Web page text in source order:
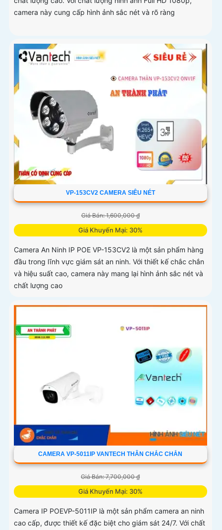
camera này cung cấp hình ảnh sắc nét và rõ ràng
VP-153CV2 CAMERA SIÊU NÉT
Giá Bán: 1,600,000 ₫
Giá Khuyến Mại: 30%
Camera An Ninh IP POE VP-153CV2 là một sản phẩm hàng
đầu trong lĩnh vực giám sát an ninh. Với thiết kế chắc chắn
và hiệu suất cao, camera này mang lại hình ảnh sắc nét và
chất lượng cao
CAMERA VP-5011IP VANTECH THÂN CHẮC CHẮN
Giá Bán: 7,700,000 ₫
Giá Khuyến Mại: 30%
Camera IP POEVP-5011IP là một sản phẩm camera an ninh
cao cấp, được thiết kế đặc biệt cho giám sát 24/7. Với chất